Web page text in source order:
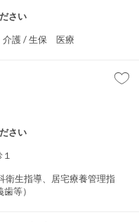
さい
介護 / 生保 医療
さい
衛生指導、居宅療養管理指
等）